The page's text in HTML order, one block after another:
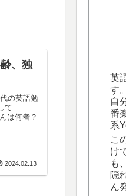
、独
の英語勉
て
は何者？
2024.02.13
英
す。
自
番
系
こ
け
も
隠
ん